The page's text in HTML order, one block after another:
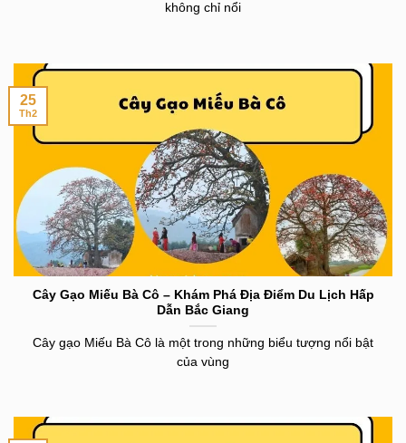
không chỉ nổi
Cây Gạo Miếu Bà Cô – Khám Phá Địa Điểm Du Lịch Hấp
Dẫn Bắc Giang
Cây gạo Miếu Bà Cô là một trong những biểu tượng nổi bật
của vùng
25
Th2